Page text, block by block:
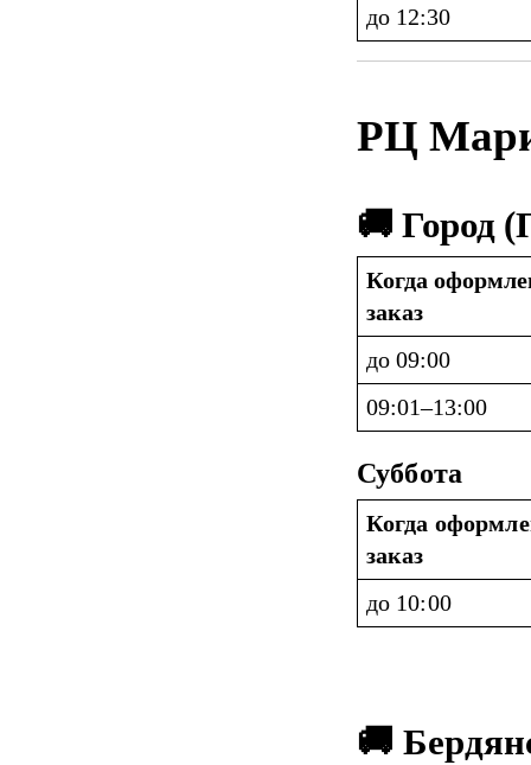
до 12:30
РЦ
🚚 Город
Когда
заказ
до 09:00
09:01–13:00
Суббота
Когда
заказ
до 10:00
🚚